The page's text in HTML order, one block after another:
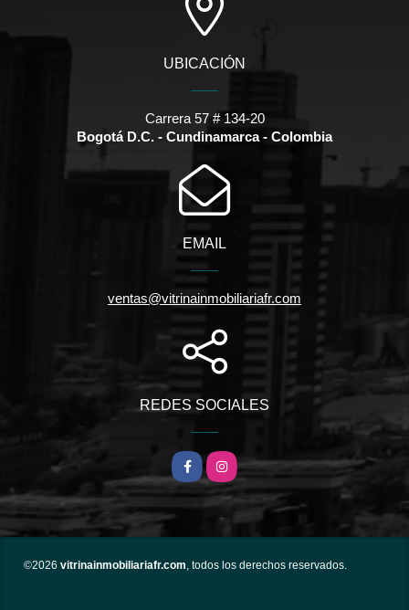
UBICACIÓN
Carrera 57 # 134-20
Bogotá D.C. - Cundinamarca - Colombia
EMAIL
ventas@vitrinainmobiliariafr.com
REDES SOCIALES
FacebookInstagram
©2026 vitrinainmobiliariafr.com, todos los derechos reservados.